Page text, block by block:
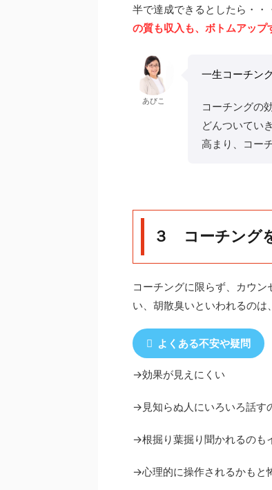
半で達成できるとしたら・・
の質も収入も、ボトムアップ
あびこ
一生コーチン
コーチングの
どんついてい
高まり、コー
３ コーチング
コーチングに限らず、カウ
い、胡散臭いといわれるのは
よくある不安や疑問
→効果が見えにくい
→見知らぬ人にいろいろ話す
→根掘り葉掘り聞かれるのも
→心理的に操作されるかもと